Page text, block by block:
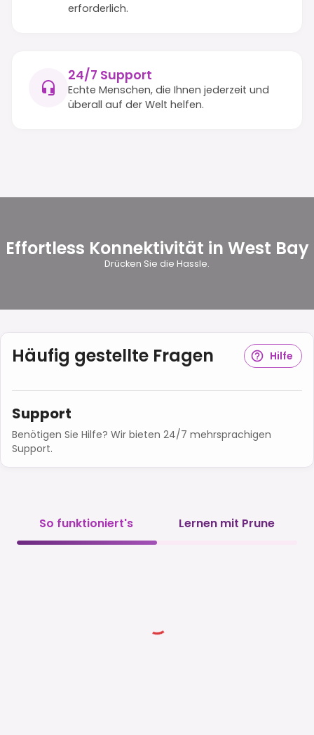
erforderlich.
24/7 Support
Echte Menschen, die Ihnen jederzeit und
überall auf der Welt helfen.
Effortless Konnektivität in West Bay
Drücken Sie die Hassle.
Häufig gestellte Fragen Hilfe
Support
Benötigen Sie Hilfe? Wir bieten 24/7 mehrsprachigen
Support.
So funktioniert's Lernen mit Prune